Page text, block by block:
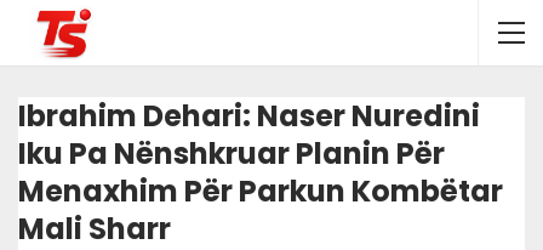
Ibrahim Dehari: Naser Nuredini
Iku Pa Nënshkruar Planin Për
Menaxhim Për Parkun Kombëtar
Mali Sharr